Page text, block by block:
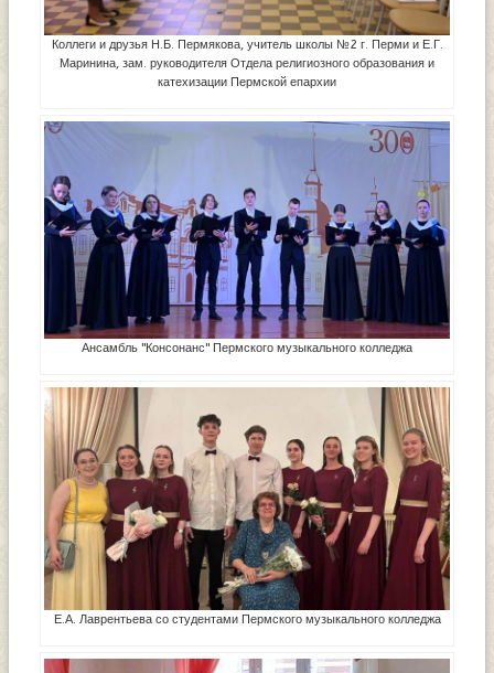
Коллеги и друзья Н.Б. Пермякова, учитель школы №2 г. Перми и Е.Г.
Маринина, зам. руководителя Отдела религиозного образования и
катехизации Пермской епархии
Ансамбль "Консонанс" Пермского музыкального колледжа
Е.А. Лаврентьева со студентами Пермского музыкального колледжа